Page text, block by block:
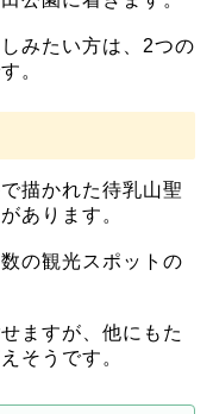
みたい方は、2つの
。
描かれた待乳山聖
あります。
の観光スポットの
ますが、他にもた
そうです。